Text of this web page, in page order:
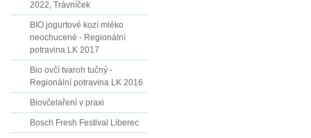
2022, Trávníček
BIO jogurtové kozí mléko
neochucené - Regionální
potravina LK 2017
Bio ovčí tvaroh tučný -
Regionální potravina LK 2016
Biovčelaření v praxi
Bosch Fresh Festival Liberec